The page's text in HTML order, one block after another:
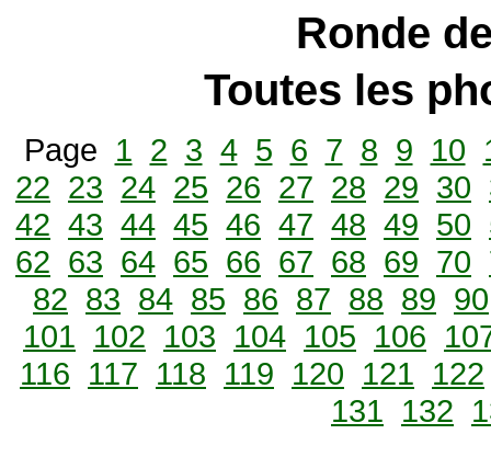
Ronde
Toutes les
Page 1 2 3 4 5 6 7 8 9 10
22 23 24 25 26 27 28 29 30
42 43 44 45 46 47 48 49 50
62 63 64 65 66 67 68 69 70
82 83 84 85 86 87 88 89 90
101 102 103 104 105 106
116 117 118 119 120 121 122
131 132